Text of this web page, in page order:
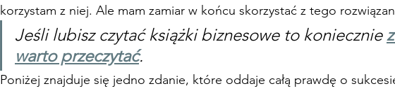
korzystam z niej. Ale mam zamiar w końcu skorzystać z tego
Jeśli lubisz czytać książki biznesowe to koniecznie
warto przeczytać.
Poniżej znajduje się jedno zdanie, które oddaje całą prawdę o